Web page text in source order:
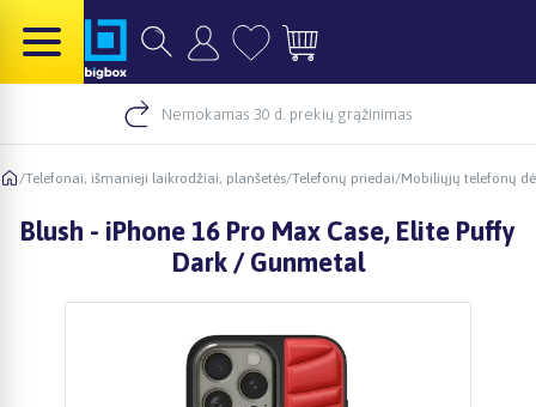
Nemokamas 30 d. prekių grąžinimas
/Telefonai, išmanieji laikrodžiai, planšetės/Telefonų priedai/Mobiliųjų telefonų
Blush - iPhone 16 Pro Max Case, Elite Puffy
Dark / Gunmetal